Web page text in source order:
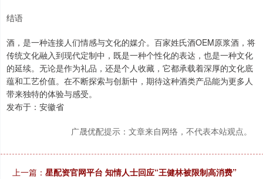
结语
酒，是一种连接人们情感与文化的媒介。百家姓氏酒OEM原浆酒，将
传统文化融入到现代定制中，既是一种个性化的表达，也是一种文化
的延续。无论是作为礼品，还是个人收藏，它都承载着深厚的文化底
蕴和工艺价值。在不断探索与创新中，期待这种酒类产品能为更多人
带来独特的体验与感受。
发布于：安徽省
广晟优配提示：文章来自网络，不代表本站观点。
上一篇： 星配资官网平台 知情人士回应“王健林被限制高消费”